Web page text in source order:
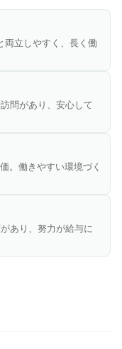
自宅で、ご自身の想
社会からの想いに徹
クを運営していま
さまの生活・人生ま
しています！
を本気で目指して
者が犠牲になって
て、安心して働ける
る法人です♪「休暇、
残業時間削減」「適
”仕事のやりが
相談可能（社会保険
わせた、柔軟な働
両立しやすく、長く働
問があり、安心して
。働きやすい環境づく
あり、努力が給与に